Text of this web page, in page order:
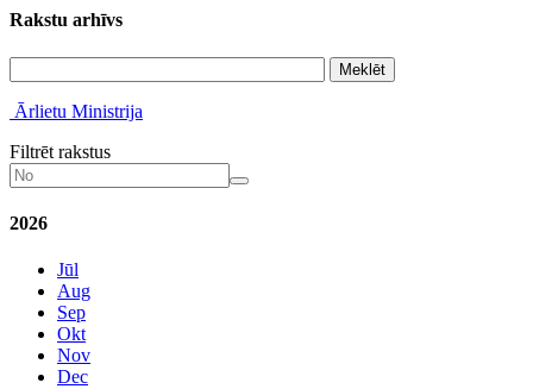
Rakstu arhīvs
Meklēt
Ārlietu Ministrija
Filtrēt rakstus
2026
Jūl
Aug
Sep
Okt
Nov
Dec